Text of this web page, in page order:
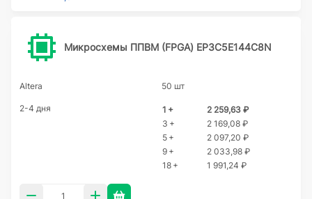
Микросхемы ППВМ (FPGA) EP3C5E144C8N
Altera 50 шт
2-4 дня 1 +
2 259,63 ₽
3 +
2 169,08 ₽
5 +
2 097,20 ₽
9 +
2 033,98 ₽
18 +
1 991,24 ₽